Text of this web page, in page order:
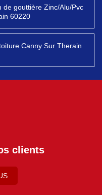
gouttière Zinc/Alu/Pvc
60220
Canny Sur Therain
clients